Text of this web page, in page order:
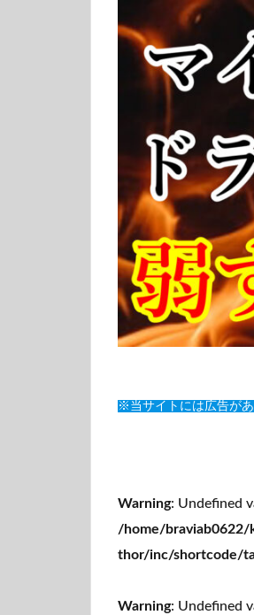
※当サイトには広告が
Warning: Undefined
/home/braviab0622/
thor/inc/shortcode/
Warning: Undefined